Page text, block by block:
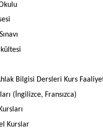
Bilgisi Dersleri Kurs
(İngilizce, Fransızca)
Kurslar